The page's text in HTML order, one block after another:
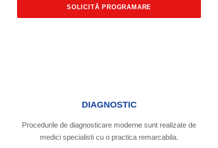
DIAGNOSTIC
Procedurile de diagnosticare moderne sunt realizate de
medici specialisti cu o practica remarcabila.